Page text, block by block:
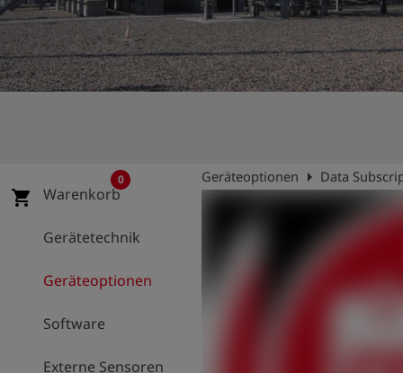
account_circle Anmelden
shieldRegistrierung
shopping_cart Warenkorb
0
Gerätetechnik
Geräteoptionen
Software
Externe Sensoren
Geräteoptionen arrow_right Data